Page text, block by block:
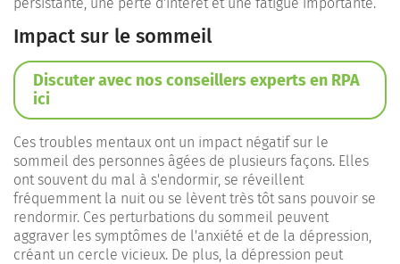
Impact sur le sommeil
Discuter avec nos conseillers experts en RPA
ici
Ces troubles mentaux ont un impact négatif sur le
sommeil des personnes âgées de plusieurs façons. Elles
ont souvent du mal à s'endormir, se réveillent
fréquemment la nuit ou se lèvent très tôt sans pouvoir se
rendormir. Ces perturbations du sommeil peuvent
aggraver les symptômes de l'anxiété et de la dépression,
créant un cercle vicieux. De plus, la dépression peut